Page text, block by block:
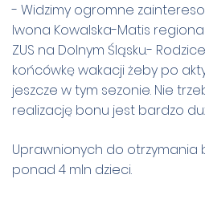
- Widzimy ogromne
Iwona Kowalska-Matis
ZUS na Dolnym Śląsku.-
końcówkę wakacji żeby po
jeszcze w tym sezonie. Nie
realizację bonu jest bardzo
Uprawnionych do otrzymania
ponad 4 mln dzieci.